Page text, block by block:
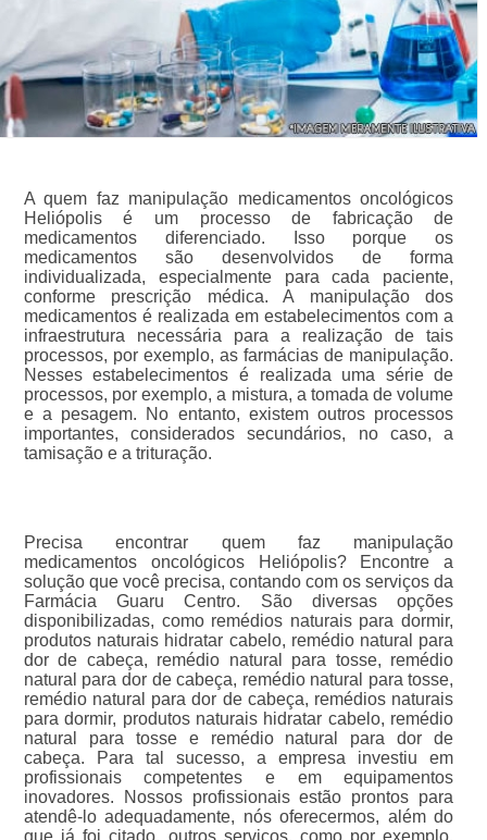
A quem faz manipulação medicamentos oncológicos
Heliópolis é um processo de fabricação de
medicamentos diferenciado. Isso porque os
medicamentos são desenvolvidos de forma
individualizada, especialmente para cada paciente,
conforme prescrição médica. A manipulação dos
medicamentos é realizada em estabelecimentos com a
infraestrutura necessária para a realização de tais
processos, por exemplo, as farmácias de manipulação.
Nesses estabelecimentos é realizada uma série de
processos, por exemplo, a mistura, a tomada de volume
e a pesagem. No entanto, existem outros processos
importantes, considerados secundários, no caso, a
tamisação e a trituração.
Precisa encontrar quem faz manipulação
medicamentos oncológicos Heliópolis? Encontre a
solução que você precisa, contando com os serviços da
Farmácia Guaru Centro. São diversas opções
disponibilizadas, como remédios naturais para dormir,
produtos naturais hidratar cabelo, remédio natural para
dor de cabeça, remédio natural para tosse, remédio
natural para dor de cabeça, remédio natural para tosse,
remédio natural para dor de cabeça, remédios naturais
para dormir, produtos naturais hidratar cabelo, remédio
natural para tosse e remédio natural para dor de
cabeça. Para tal sucesso, a empresa investiu em
profissionais competentes e em equipamentos
inovadores. Nossos profissionais estão prontos para
atendê-lo adequadamente, nós oferecermos, além do
que já foi citado, outros serviços, como por exemplo,